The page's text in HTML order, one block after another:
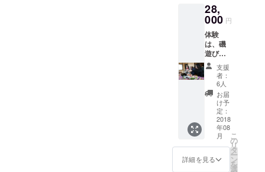
通して
親子の
コミュ
ニケー
ション
を」
13:50
質疑応
14:20
休憩
14:40
実技講
習「ス
ギ・ヒ
ノキな
ど国産
な感覚
を生か
して生
きてみ
ること
から始
めま
す。1泊
2食、
「植物
と動物
の関
係」
「不妊
治療の
前にま
ず、
28,
000 円
体験
は、磯
遊び、
薬草取
り、料
理、町
歩きな
どから
選ぶこ
とがで
きま
す。 交
通費は
含まれ
ませ
支援
者：
6人
お届
け予
定：
2018
年08
月
詳細を見る
こ
の
リ
タ
ー
ン
を
選